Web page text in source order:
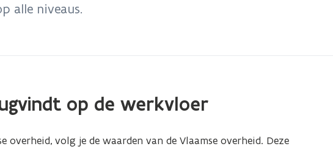
alle niveaus.
op de werkvloer
overheid, volg je de waarden van de Vlaamse overheid. Deze